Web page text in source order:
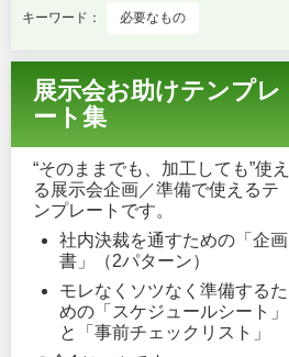
キーワード： 必要なもの
展示会お助けテンプレ
ート集
“そのままでも、加工しても”使え
る展示会企画／準備で使えるテ
ンプレートです。
社内決裁を通すための「企画
書」（2パターン）
モレなくソツなく準備するた
めの「スケジュールシート」
と「事前チェックリスト」